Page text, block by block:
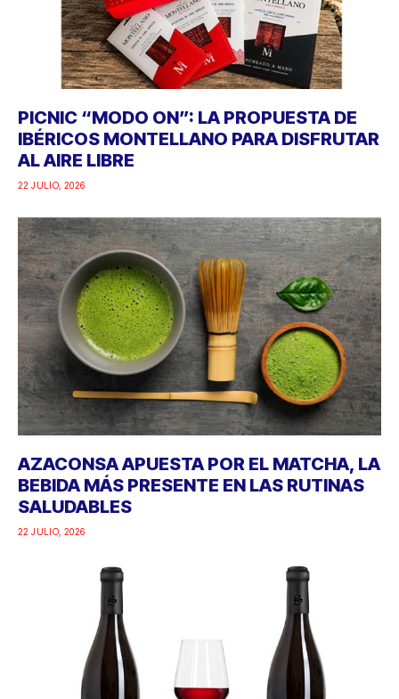
PICNIC “MODO ON”: LA PROPUESTA DE
IBÉRICOS MONTELLANO PARA DISFRUTAR
AL AIRE LIBRE
22 JULIO, 2026
AZACONSA APUESTA POR EL MATCHA, LA
BEBIDA MÁS PRESENTE EN LAS RUTINAS
SALUDABLES
22 JULIO, 2026